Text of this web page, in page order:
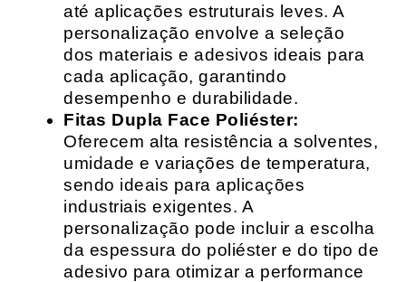
até aplicações estruturais leves. A
personalização envolve a seleção
dos materiais e adesivos ideais para
cada aplicação, garantindo
desempenho e durabilidade.
Fitas Dupla Face Poliéster:
Oferecem alta resistência a solventes,
umidade e variações de temperatura,
sendo ideais para aplicações
industriais exigentes. A
personalização pode incluir a escolha
da espessura do poliéster e do tipo de
adesivo para otimizar a performance